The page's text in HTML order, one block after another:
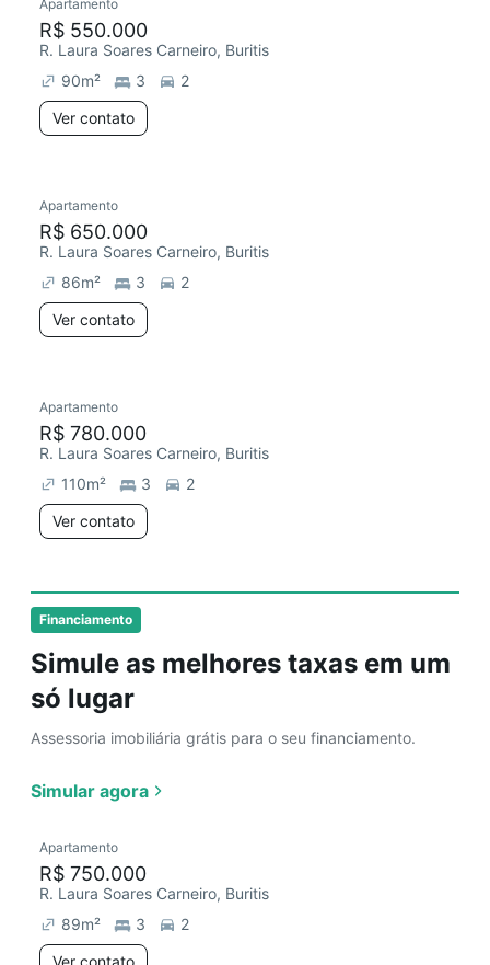
Financiamento
Simule as melhores taxas em um
só lugar
Assessoria imobiliária grátis para o seu financiamento.
Simular agora
Apartamento
R$ 550.000
R. Laura Soares Carneiro, Buritis
90m² 3
2
Ver contato
Apartamento
R$ 650.000
R. Laura Soares Carneiro, Buritis
86m² 3
2
Ver contato
Apartamento
R$ 780.000
R. Laura Soares Carneiro, Buritis
110m² 3
2
Ver contato
Apartamento
R$ 750.000
R. Laura Soares Carneiro, Buritis
89m² 3
2
Ver contato